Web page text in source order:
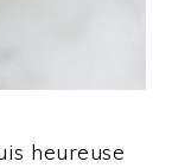
heureuse